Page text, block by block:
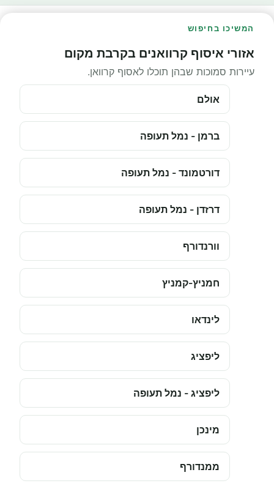
המשיכו בחיפוש
אזורי איסוף קרוואנים בקרבת מקום
עיירות סמוכות שבהן תוכלו לאסוף קרוואן.
אולם
ברמן - נמל תעופה
דורטמונד - נמל תעופה
דרזדן - נמל תעופה
וורנדורף
חמניץ-קמניץ
לינדאו
ליפציג
ליפציג - נמל תעופה
מינכן
ממנדורף